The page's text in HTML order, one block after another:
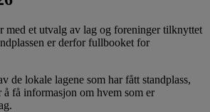
med et utvalg av lag og foreninger tilknyttet
er derfor fullbooket for
de lokale lagene som har fått standplass,
få informasjon om hvem som er